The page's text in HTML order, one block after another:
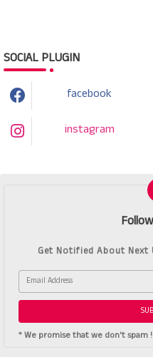
SOCIAL PLUGIN
facebook
instagram
Get Notified About
* We promise that we don't spam !